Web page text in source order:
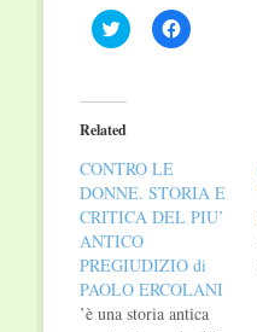
Click
to
(Opens
in
new
Click
to
Related
CONTRO LE
DONNE. STORIA E
CRITICA DEL PIU’
ANTICO
PREGIUDIZIO di
PAOLO ERCOLANI
’è una storia antica